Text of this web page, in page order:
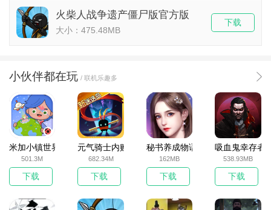
火柴人战争遗产僵尸版官方版
大小：475.48MB
下载
小伙伴都在玩 / 联机乐趣多
米加小镇世界2025官方版
501.3M
下载
元气骑士内购破解版
682.34M
下载
秘书养成物语
162MB
下载
吸血鬼幸存者
538.93MB
下载